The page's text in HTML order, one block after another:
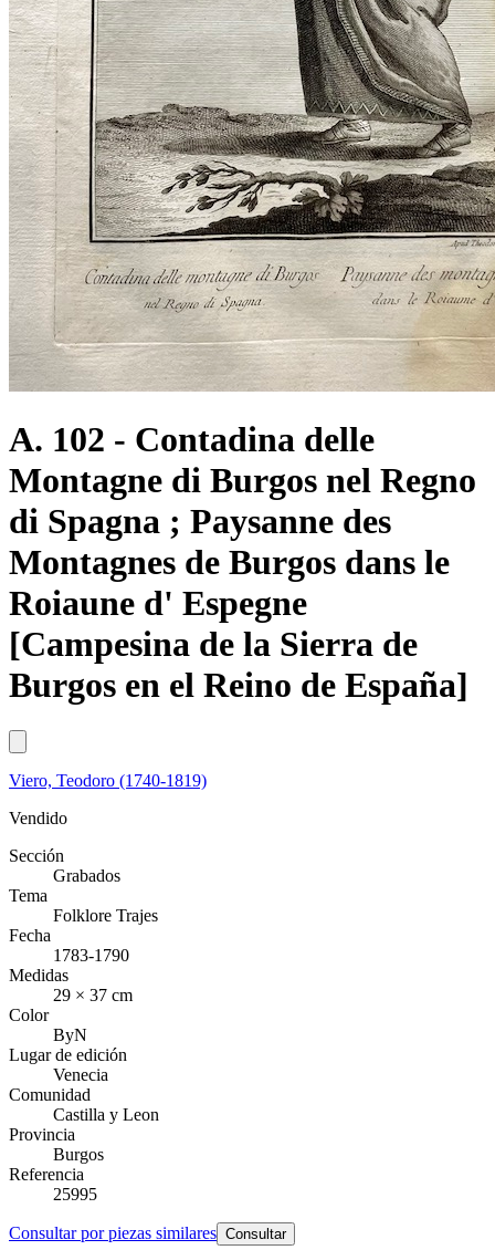
A. 102 - Contadina delle
Montagne di Burgos nel Regno
di Spagna ; Paysanne des
Montagnes de Burgos dans le
Roiaune d' Espegne
[Campesina de la Sierra de
Burgos en el Reino de España]
Viero, Teodoro (1740-1819)
Vendido
Sección
Grabados
Tema
Folklore Trajes
Fecha
1783-1790
Medidas
29 × 37 cm
Color
ByN
Lugar de edición
Venecia
Comunidad
Castilla y Leon
Provincia
Burgos
Referencia
25995
Consultar por piezas similares Consultar